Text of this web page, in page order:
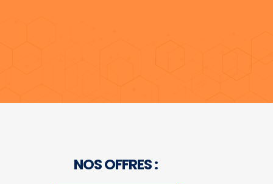
Nous vous proposons des solutions complètes
NOS OFFRES :